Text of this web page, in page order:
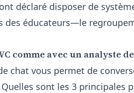
déclaré disposer de
des éducateurs—le
comme avec un analyste
chat vous permet de
sont les 3 principales